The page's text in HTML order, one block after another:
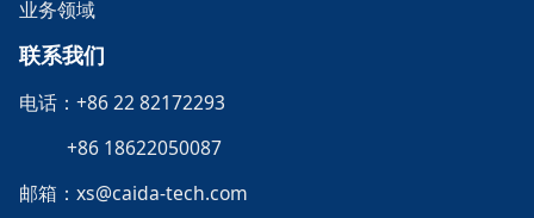
业务领域
联系我们
电话：+86 22 82172293
+86 18622050087
邮箱：xs@caida-tech.com